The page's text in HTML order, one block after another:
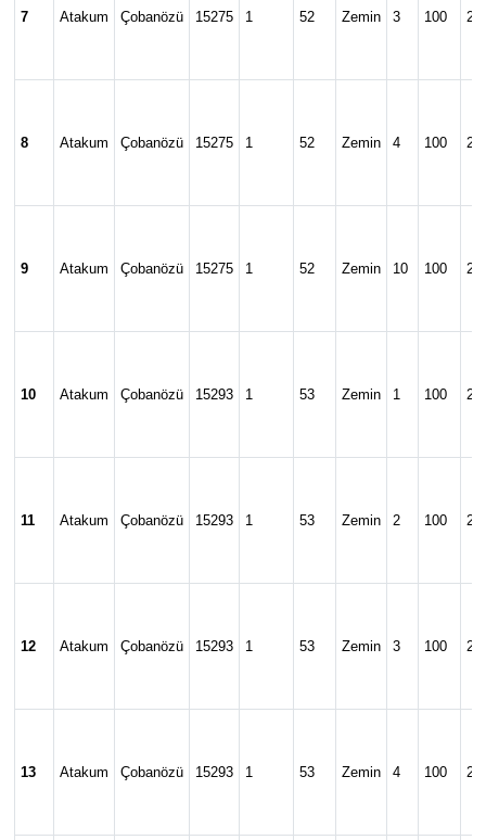
7 Atakum Çobanözü 15275 1 52 Zemin 3 100
8 Atakum Çobanözü 15275 1 52 Zemin 4 100
9 Atakum Çobanözü 15275 1 52 Zemin 10 100
10 Atakum Çobanözü 15293 1 53 Zemin 1 100
11 Atakum Çobanözü 15293 1 53 Zemin 2 100
12 Atakum Çobanözü 15293 1 53 Zemin 3 100
13 Atakum Çobanözü 15293 1 53 Zemin 4 100